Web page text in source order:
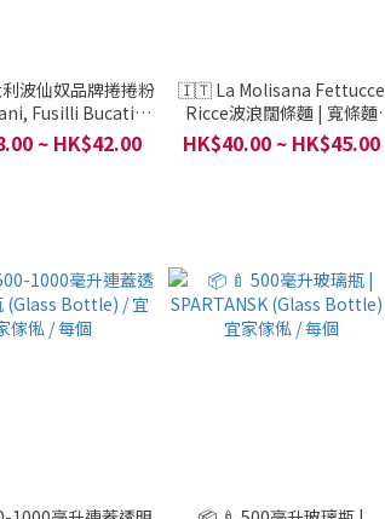
波仙奴品牌捲捲粉
Fusilli Bucati
高質素乾貨系列 / 意
/ 1包500g
~ HK$42.00
🇮🇹 La Molisana Fettucce
Ricce波浪闊條麵 | 寬條麵
(Tagliatelle, Mafalda Corta)
/ 高質素乾貨系列 / 意大利 / 1
HK$40.00 ~ HK$45.00